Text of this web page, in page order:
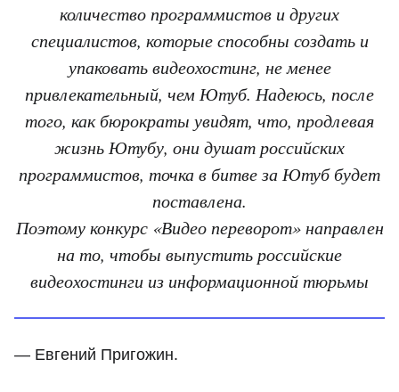
количество программистов и других
специалистов, которые способны создать и
упаковать видеохостинг, не менее
привлекательный, чем Ютуб. Надеюсь, после
того, как бюрократы увидят, что, продлевая
жизнь Ютубу, они душат российских
программистов, точка в битве за Ютуб будет
поставлена.
Поэтому конкурс «Видео переворот» направлен
на то, чтобы выпустить российские
видеохостинги из информационной тюрьмы
— Евгений Пригожин.